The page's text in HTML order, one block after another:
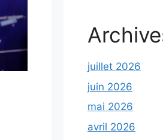
juillet 2026
juin 2026
mai 2026
avril 2026